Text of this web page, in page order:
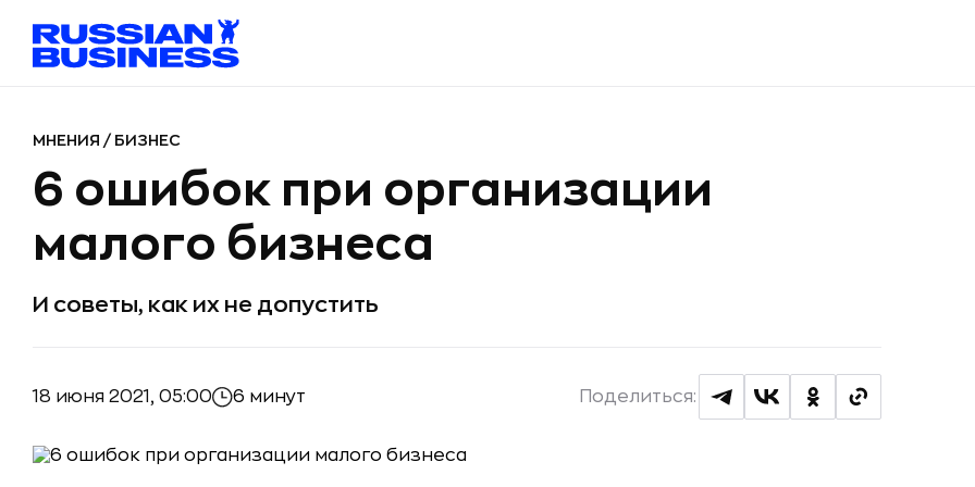
МНЕНИЯ / БИЗНЕС
6 ошибок при организации
малого бизнеса
И советы, как их не допустить
18 июня 2021, 05:00 6 минут Поделиться: